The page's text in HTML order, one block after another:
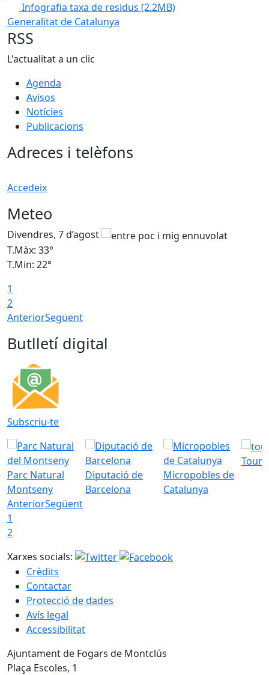
Infografia taxa de residus (2.2MB)
Generalitat de Catalunya
RSS
L'actualitat a un clic
Agenda
Avisos
Notícies
Publicacions
Adreces i telèfons
Accedeix
Meteo
Divendres, 7 d’agost
T.Màx: 33°
T.Min: 22°
1
2
AnteriorSegüent
Butlletí digital
Subscriu-te
Parc Natural
Montseny
Diputació de
Barcelona
Micropobles de
Catalunya
AnteriorSegüent
1
2
Xarxes socials:
Crèdits
Contactar
Protecció de dades
Avís legal
Accessibilitat
Ajuntament de Fogars de Montclús
Plaça Escoles, 1